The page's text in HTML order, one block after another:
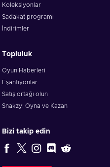
Koleksiyonlar
Sadakat programı
İndirimler
Topluluk
Oyun Haberleri
Eşantiyonlar
Satış ortağı olun
Snakzy: Oyna ve Kazan
Bizi takip edin